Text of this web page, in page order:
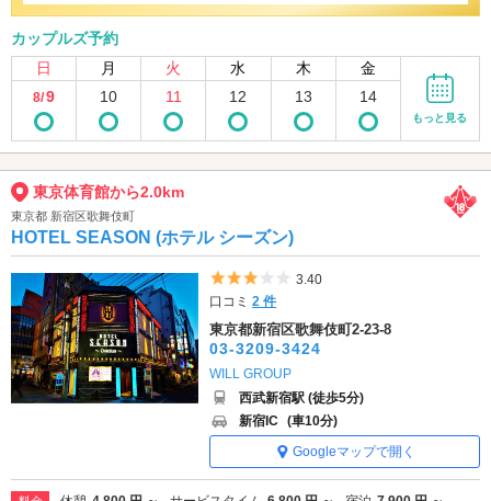
カップルズ予約
日
月 火 水 木 金
8/9 10 11 12 13 14
もっと見る
東京体育館から2.0km
東京都 新宿区歌舞伎町
HOTEL SEASON (ホテル シーズン)
5つ星のうち3
3.40
口コミ2 件
東京都新宿区歌舞伎町2-23-8
03-3209-3424
WILL GROUP
西武新宿駅 (徒歩5分)
新宿IC (車10分)
Googleマップで開く